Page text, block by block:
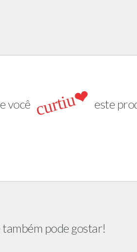
você curtiu❤ este
também pode gostar!